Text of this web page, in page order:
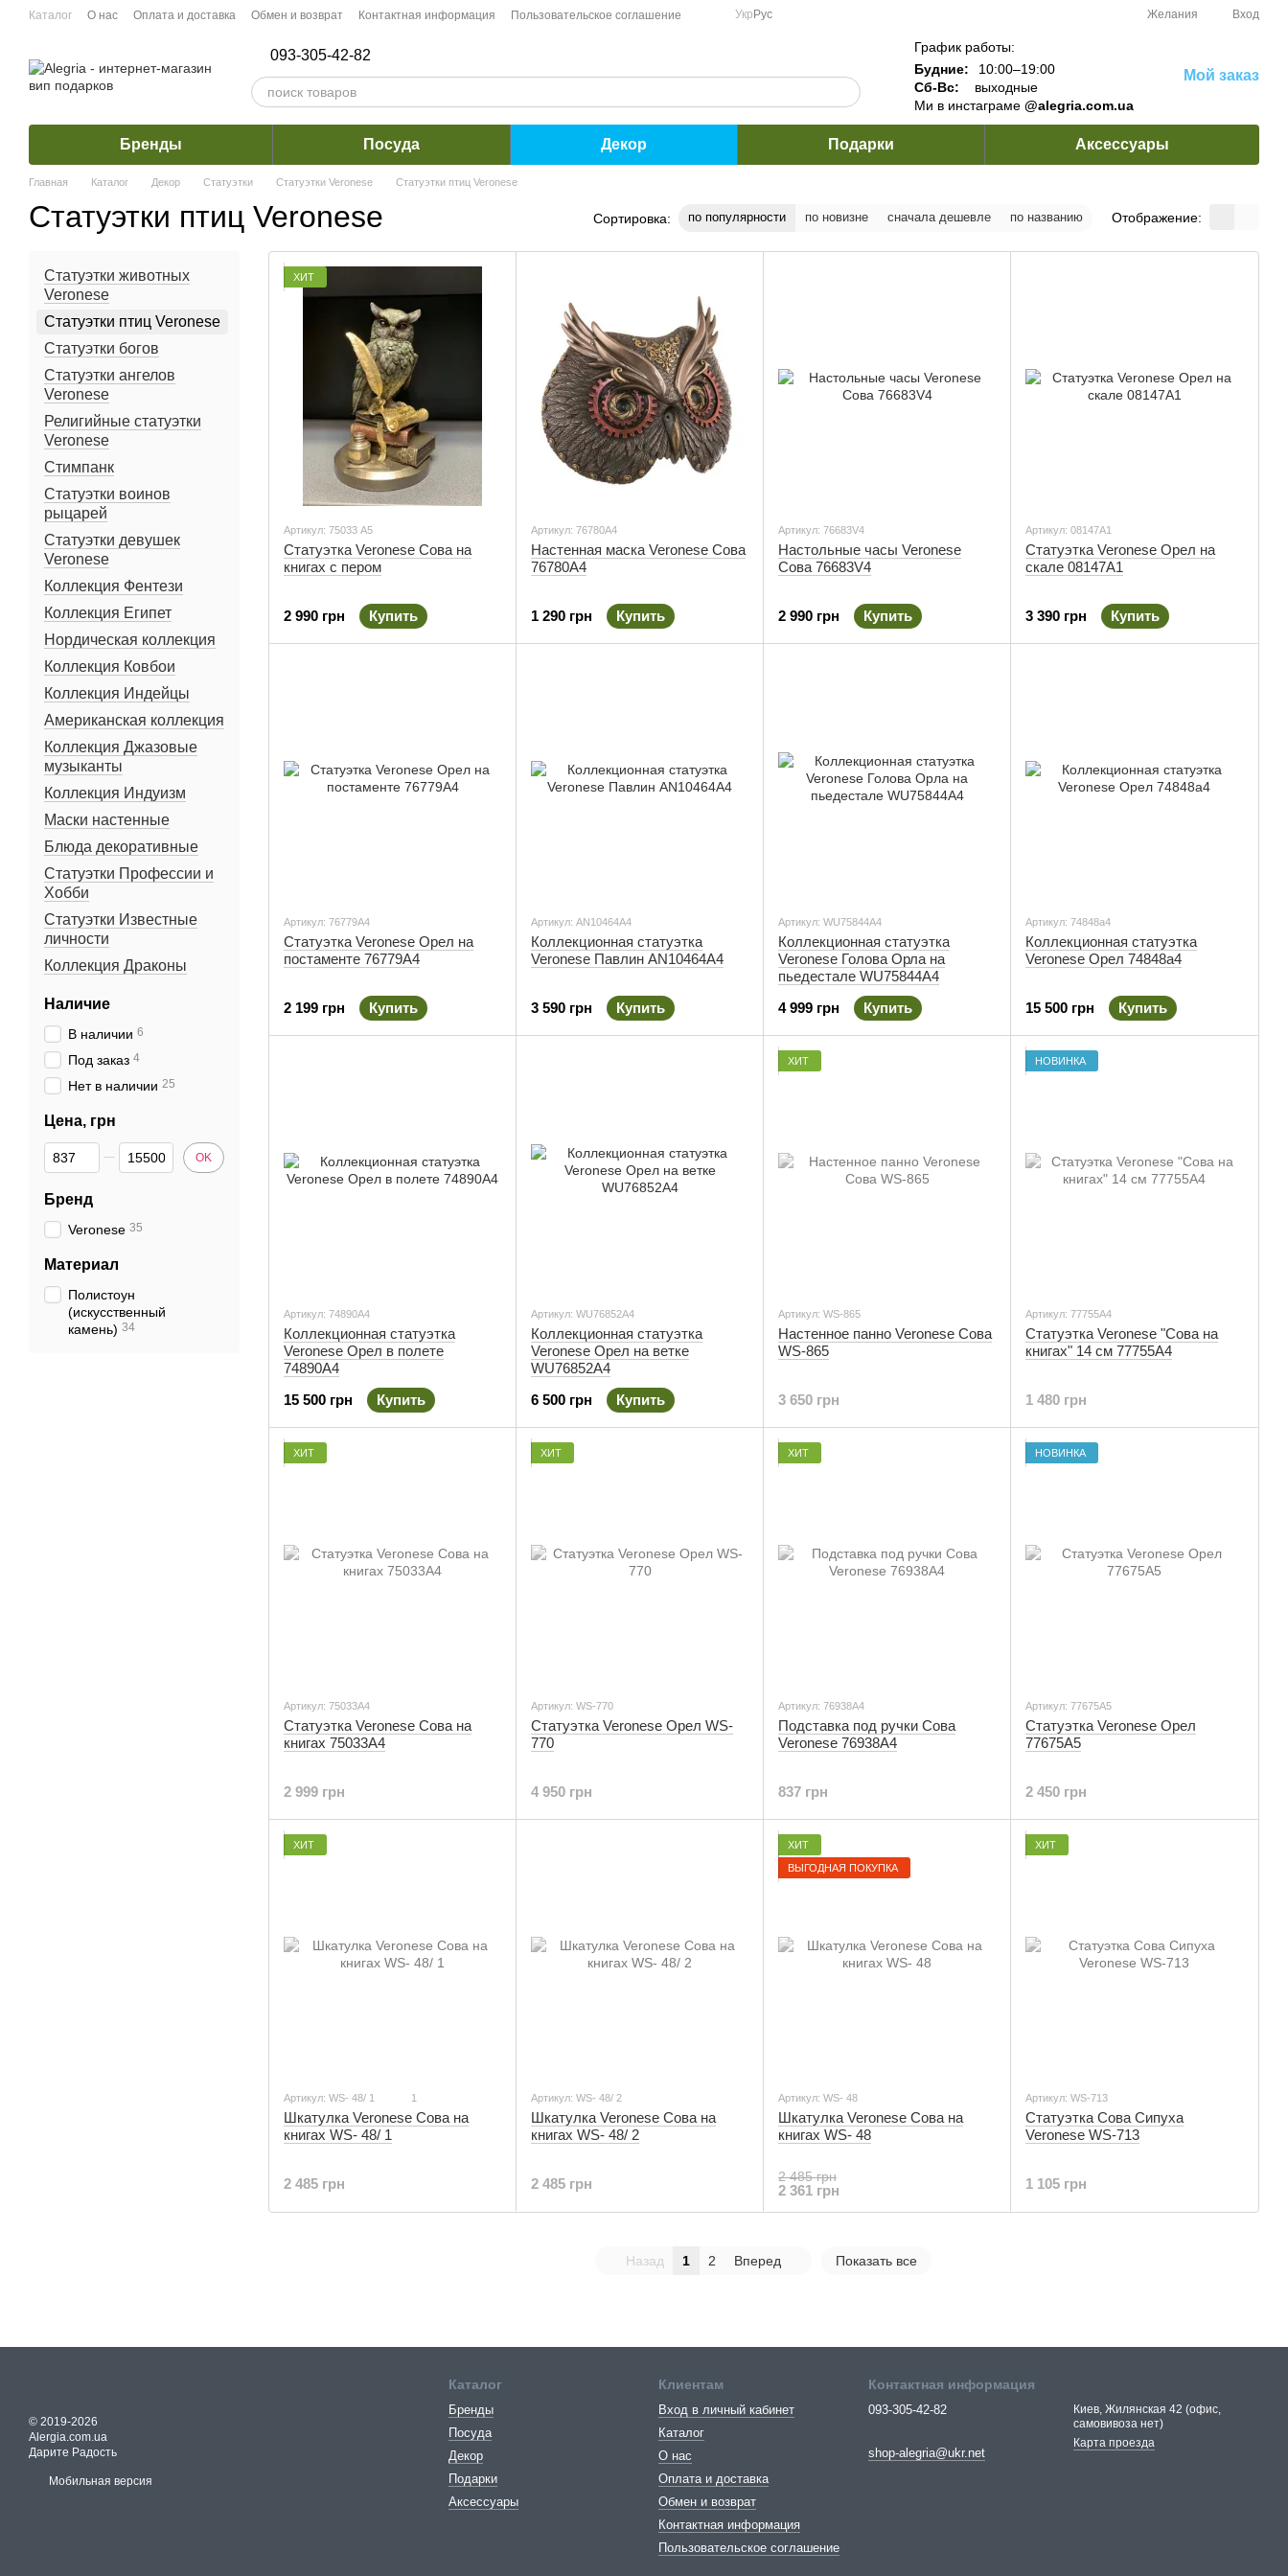
Перейти к основному контенту
Каталог О нас Оплата и доставка Обмен и возврат Контактная информация Пользовательское соглашение Укр Рус Желания Вход
093-305-42-82
График работы:
Будние:
10:00–19:00
Сб-Вс:
выходные
Ми в инстаграме @alegria.com.ua
Мой заказ
Бренды Посуда Декор Подарки Аксессуары
Главная Каталог Декор Статуэтки Статуэтки Veronese Статуэтки птиц Veronese
Статуэтки птиц Veronese Сортировка: по популярности по новизне сначала дешевле по названию Отображение:
ХИТ
Артикул: 75033 A5
Статуэтка Veronese Сова на
книгах с пером
2 990 грн Купить
Артикул: 76780A4
Настенная маска Veronese Сова
76780A4
1 290 грн Купить
Артикул: 76683V4
Настольные часы Veronese
Сова 76683V4
2 990 грн Купить
Артикул: 08147A1
Статуэтка Veronese Орел на
скале 08147A1
3 390 грн Купить
Артикул: 76779A4
Статуэтка Veronese Орел на
постаменте 76779A4
2 199 грн Купить
Артикул: AN10464A4
Коллекционная статуэтка
Veronese Павлин AN10464A4
3 590 грн Купить
Артикул: WU75844A4
Коллекционная статуэтка
Veronese Голова Орла на
пьедестале WU75844A4
4 999 грн
Купить
Артикул: 74848a4
Коллекционная статуэтка
Veronese Орел 74848a4
15 500 грн Купить
Артикул: 74890A4
Коллекционная статуэтка
Veronese Орел в полете
74890A4
15 500 грн
Купить
Артикул: WU76852A4
Коллекционная статуэтка
Veronese Орел на ветке
WU76852A4
6 500 грн
Купить
ХИТ
Артикул: WS-865
Настенное панно Veronese Сова
WS-865
3 650 грн
НОВИНКА
Артикул: 77755A4
Статуэтка Veronese "Сова на
книгах" 14 см 77755A4
1 480 грн
ХИТ
Артикул: 75033A4
Статуэтка Veronese Сова на
книгах 75033A4
2 999 грн
ХИТ
Артикул: WS-770
Статуэтка Veronese Орел WS-
770
4 950 грн
ХИТ
Артикул: 76938A4
Подставка под ручки Сова
Veronese 76938A4
837 грн
НОВИНКА
Артикул: 77675A5
Статуэтка Veronese Орел
77675A5
2 450 грн
ХИТ
Артикул: WS- 48/ 1 1
Шкатулка Veronese Сова на
книгах WS- 48/ 1
2 485 грн
Артикул: WS- 48/ 2
Шкатулка Veronese Сова на
книгах WS- 48/ 2
2 485 грн
ХИТ
ВЫГОДНАЯ ПОКУПКА
Артикул: WS- 48
Шкатулка Veronese Сова на
книгах WS- 48
2 485 грн
2 361 грн
ХИТ
Артикул: WS-713
Статуэтка Сова Сипуха
Veronese WS-713
1 105 грн
Назад 1 2 Вперед Показать все
Статуэтки животных
Veronese
Статуэтки птиц Veronese
Статуэтки богов
Статуэтки ангелов
Veronese
Религийные статуэтки
Veronese
Стимпанк
Статуэтки воинов
рыцарей
Статуэтки девушек
Veronese
Коллекция Фентези
Коллекция Египет
Нордическая коллекция
Коллекция Ковбои
Коллекция Индейцы
Американская коллекция
Коллекция Джазовые
музыканты
Коллекция Индуизм
Маски настенные
Блюда декоративные
Статуэтки Профессии и
Хобби
Статуэтки Известные
личности
Коллекция Драконы
Наличие
В наличии 6
Под заказ 4
Нет в наличии 25
Цена, грн
От Цена, грн
До Цена, грн OK
Бренд
Veronese 35
Материал
Полистоун
(искусственный
камень) 34
© 2019-2026
Alergia.com.ua
Дарите Радость
Мобильная версия
Каталог
Бренды
Посуда
Декор
Подарки
Аксессуары
Клиентам
Вход в личный кабинет
Каталог
О нас
Оплата и доставка
Обмен и возврат
Контактная информация
Пользовательское соглашение
Контактная информация
093-305-42-82
shop-alegria@ukr.net
Киев, Жилянская 42 (офис,
самовивоза нет)
Карта проезда